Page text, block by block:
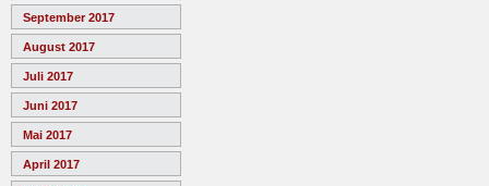
September 2017
August 2017
Juli 2017
Juni 2017
Mai 2017
April 2017